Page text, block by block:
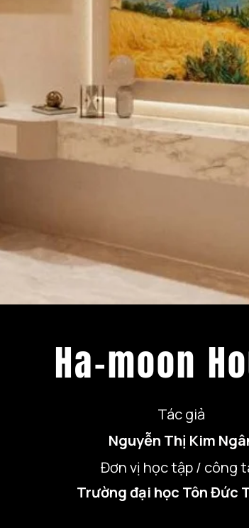
Ha-moon
Tác giả
Nguyễn Thị Kim
Đơn vị học tập / công
Trường đại học Tôn Đức